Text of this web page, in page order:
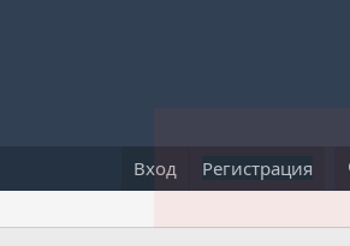
Вход Регистрация